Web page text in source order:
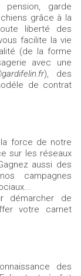
garde
grâce à la
liberté des
facilite la vie
(de la forme
avec une
), des
de contrat
force de notre
sur les réseaux
aussi des
campagnes
démarcher de
votre carnet
des